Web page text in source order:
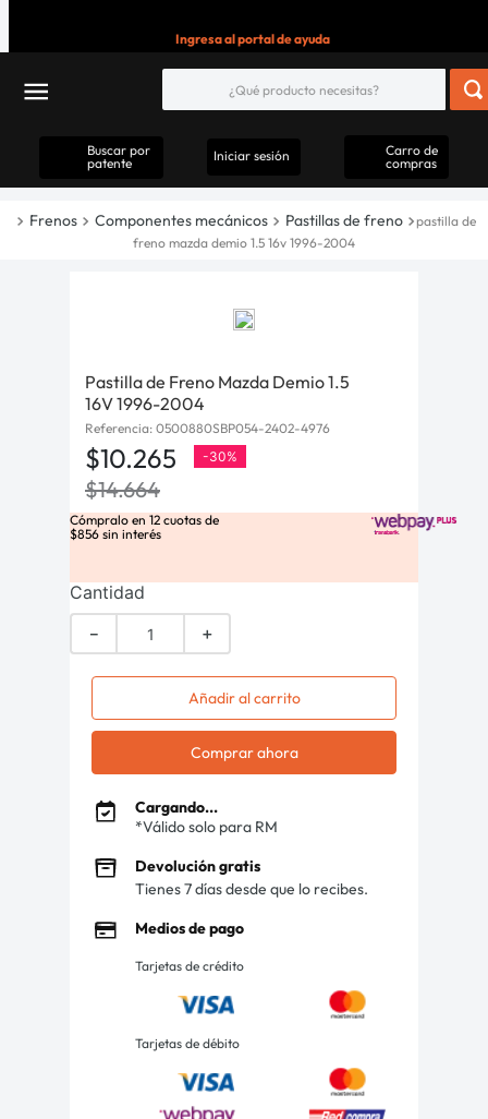
Ingresa al portal de ayuda
Buscar por
patente
Iniciar sesión
Carro de
compras
Frenos Componentes mecánicos Pastillas de freno
pastilla de
freno mazda demio 1.5 16v 1996-2004
Pastilla de Freno Mazda Demio 1.5
16V 1996-2004
Referencia: 0500880SBP054-2402-4976
$10.265 -30%
$14.664
Cómpralo en 12 cuotas de
$856 sin interés
Cantidad
＋
－
Añadir al carrito
Comprar ahora
Cargando...
*Válido solo para RM
Devolución gratis
Tienes 7 días desde que lo recibes.
Medios de pago
Tarjetas de crédito
Tarjetas de débito